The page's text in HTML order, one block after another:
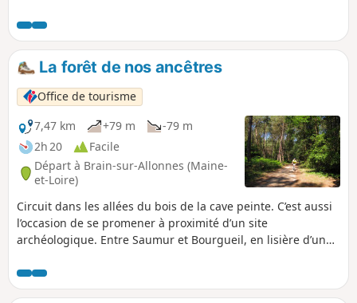
proposons une boucle de 8km de sentiers balisés dans le
vignoble accessibles aux petits et aux grands. Terminez par
la visite de la Maison des Vins où vous dégusterez les vins
et/ou les jus de raisin de l'appellation.
La forêt de nos ancêtres
Office de tourisme
7,47 km
+79 m
-79 m
2h 20
Facile
Départ à Brain-sur-Allonnes (Maine-
et-Loire)
Circuit dans les allées du bois de la cave peinte. C’est aussi
l’occasion de se promener à proximité d’un site
archéologique. Entre Saumur et Bourgueil, en lisière d’un
quelques trésors de son patrimoine archéologique. Réputée
pour l’élevage de vers à soie au XIXe siècle, la commune est